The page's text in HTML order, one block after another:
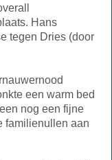
Hans
tegen Dries (door
een warm bed
nog een fijne
familienullen aan